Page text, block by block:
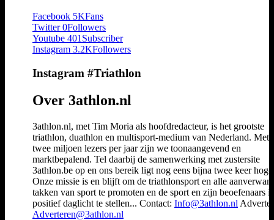
Facebook 5KFans
Twitter 0Followers
Youtube 401 Subscriber
Instagram 3.2KFollowers
Instagram #Triathlon
Over 3athlon.nl
3athlon.nl, met Tim Moria als hoofdredacteur, is het grootste
triathlon, duathlon en multisport-medium van Nederland. Met
twee miljoen lezers per jaar zijn we toonaangevend en
marktbepalend. Tel daarbij de samenwerking met zustersite
3athlon.be op en ons bereik ligt nog eens bijna twee keer
Onze missie is en blijft om de triathlonsport en alle
takken van sport te promoten en de sport en zijn beoefenaars
positief daglicht te stellen... Contact: Info@3athlon.nl
Adverteren@3athlon.nl